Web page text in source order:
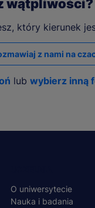
wątpliwości?
który kierunek
z nami na
lub wybierz inną
O uniwersytecie
Nauka i badania